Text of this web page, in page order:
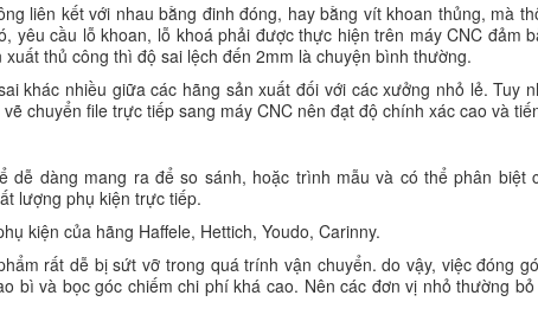
liên kết với nhau bằng đinh đóng, hay bằng vít khoan thủng, mà
yêu cầu lỗ khoan, lỗ khoá phải được thực hiện trên máy CNC đảm
thủ công thì độ sai lệch đến 2mm là chuyện bình thường.
khác nhiều giữa các hãng sản xuất đối với các xưởng nhỏ lẻ. Tuy
chuyển file trực tiếp sang máy CNC nên đạt độ chính xác cao và
dàng mang ra để so sánh, hoặc trình mẫu và có thể phân biệt
lượng phụ kiện trực tiếp.
kiện của hãng Haffele, Hettich, Youdo, Carinny.
rất dễ bị sứt vỡ trong quá trính vận chuyển. do vậy, việc đóng
bì và bọc góc chiếm chi phí khá cao. Nên các đơn vị nhỏ thường